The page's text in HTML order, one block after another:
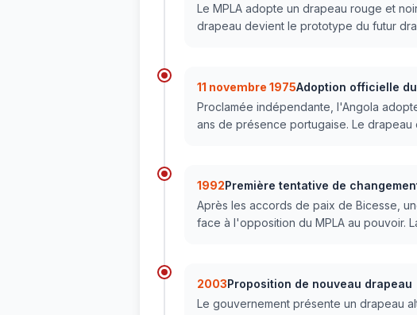
Le MPLA adopte un drapeau rouge et
drapeau devient le prototype du futur
11 novembre 1975Adoption officielle
Proclamée indépendante, l'Angola
ans de présence portugaise. Le
1992Première tentative de
Après les accords de paix de Bicesse,
face à l'opposition du MPLA au pouvoir.
2003Proposition de nouveau drapeau
Le gouvernement présente un drapeau